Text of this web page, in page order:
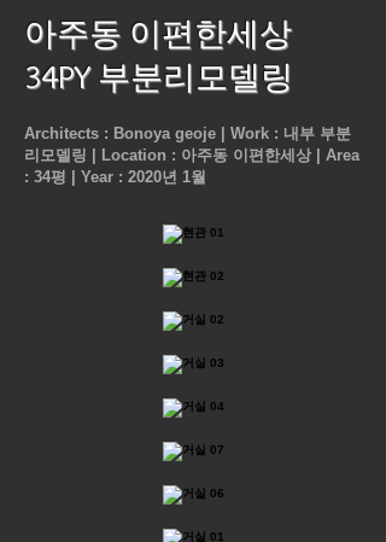
아주동 이편한세상
34PY 부분리모델링
Architects : Bonoya geoje | Work : 내부 부분
리모델링 |
Location : 아주동 이편한세상 | Area
: 34평 | Year : 2020년 1월